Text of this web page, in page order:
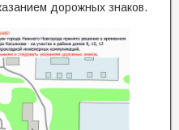
дорожных знаков.